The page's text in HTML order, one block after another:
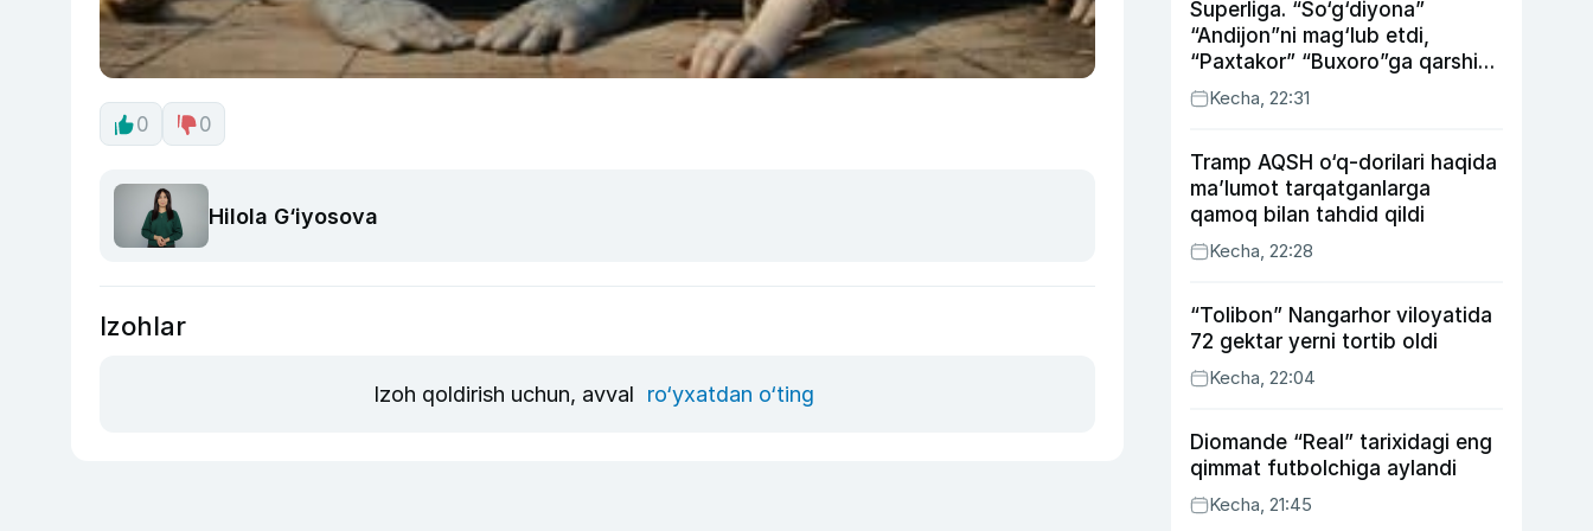
0 0
Hilola G‘iyosova
Izohlar
Izoh qoldirish uchun, avval ro‘yxatdan o‘ting
Superliga. “So‘g‘diyona”
“Andijon”ni mag‘lub etdi,
“Paxtakor” “Buxoro”ga qarshi
bahsda g‘alabani qo‘ldan
chiqardi
Kecha, 22:31
Tramp AQSH o‘q-dorilari haqida
ma’lumot tarqatganlarga
qamoq bilan tahdid qildi
Kecha, 22:28
“Tolibon” Nangarhor viloyatida
72 gektar yerni tortib oldi
Kecha, 22:04
Diomande “Real” tarixidagi eng
qimmat futbolchiga aylandi
Kecha, 21:45